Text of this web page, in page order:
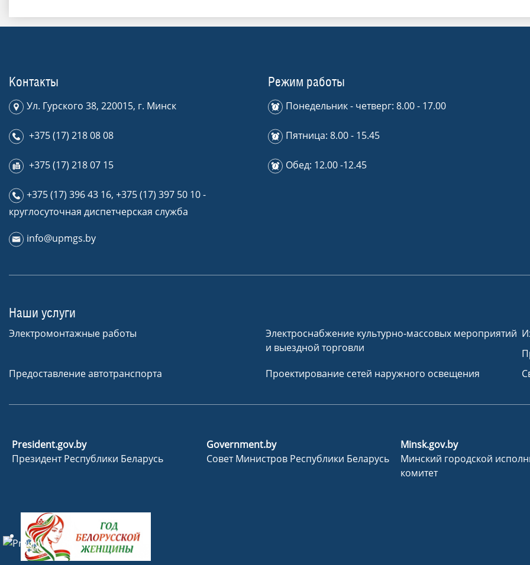
Контакты
Ул. Гурского 38, 220015, г. Минск
+375 (17) 218 08 08
+375 (17) 218 07 15
+375 (17) 396 43 16, +375 (17) 397 50 10-
круглосуточная диспетчерская служба
info@upmgs.by
Режим работы
Понедельник - четверг: 8.00 - 17.00
Пятница: 8.00 - 15.45
Обед: 12.00 -12.45
Наши услуги
Электромонтажные работы
Электроснабжение культурно-массовых мероприятий
и выездной торговли
Предоставление автотранспорта
Проектирование сетей наружного освещения
President.gov.by
Президент Республики Беларусь
Government.by
Совет Министров Республики Беларусь
Minsk.gov.by
Минский городской
комитет